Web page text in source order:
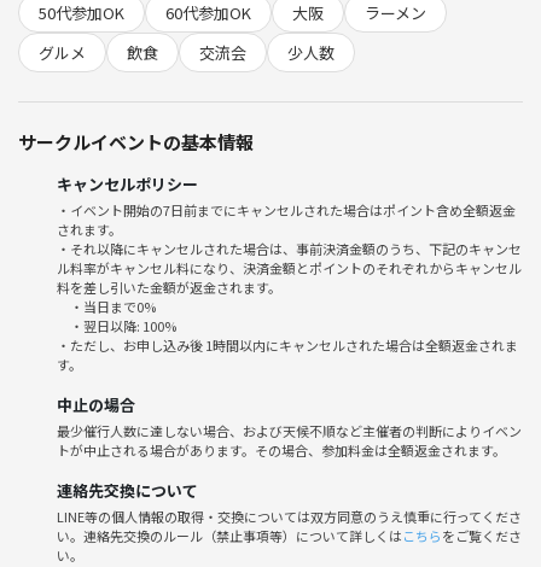
50代参加OK
60代参加OK 大阪
ラーメン
グルメ
飲食 交流会 少人数
サークルイベントの基本情報
キャンセルポリシー
・イベント開始の7日前までにキャンセルされた場合はポイント含め全額返金
されます。
・それ以降にキャンセルされた場合は、事前決済金額のうち、下記のキャンセ
ル料率がキャンセル料になり、決済金額とポイントのそれぞれからキャンセル
料を差し引いた金額が返金されます。
・当日まで0%
・翌日以降: 100%
・ただし、お申し込み後 1時間以内にキャンセルされた場合は全額返金されま
す。
中止の場合
最少催行人数に達しない場合、および天候不順など主催者の判断によりイベン
トが中止される場合があります。その場合、参加料金は全額返金されます。
連絡先交換について
LINE等の個人情報の取得・交換については双方同意のうえ慎重に行ってくださ
い。連絡先交換のルール（禁止事項等）について詳しくはこちらをご覧くださ
い。